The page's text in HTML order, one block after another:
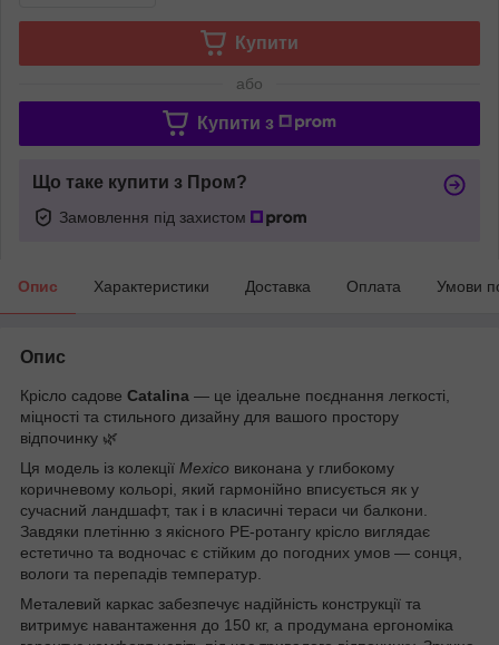
Купити
або
Купити з
Що таке купити з Пром?
Замовлення під захистом
Опис Характеристики Доставка Оплата Умови
Опис
Крісло садове Catalina — це ідеальне поєднання легкості,
міцності та стильного дизайну для вашого простору
відпочинку 🌿
Ця модель із колекції Mexico виконана у глибокому
коричневому кольорі, який гармонійно вписується як у
сучасний ландшафт, так і в класичні тераси чи балкони.
Завдяки плетінню з якісного PE-ротангу крісло виглядає
естетично та водночас є стійким до погодних умов — сонця,
вологи та перепадів температур.
Металевий каркас забезпечує надійність конструкції та
витримує навантаження до 150 кг, а продумана ергономіка